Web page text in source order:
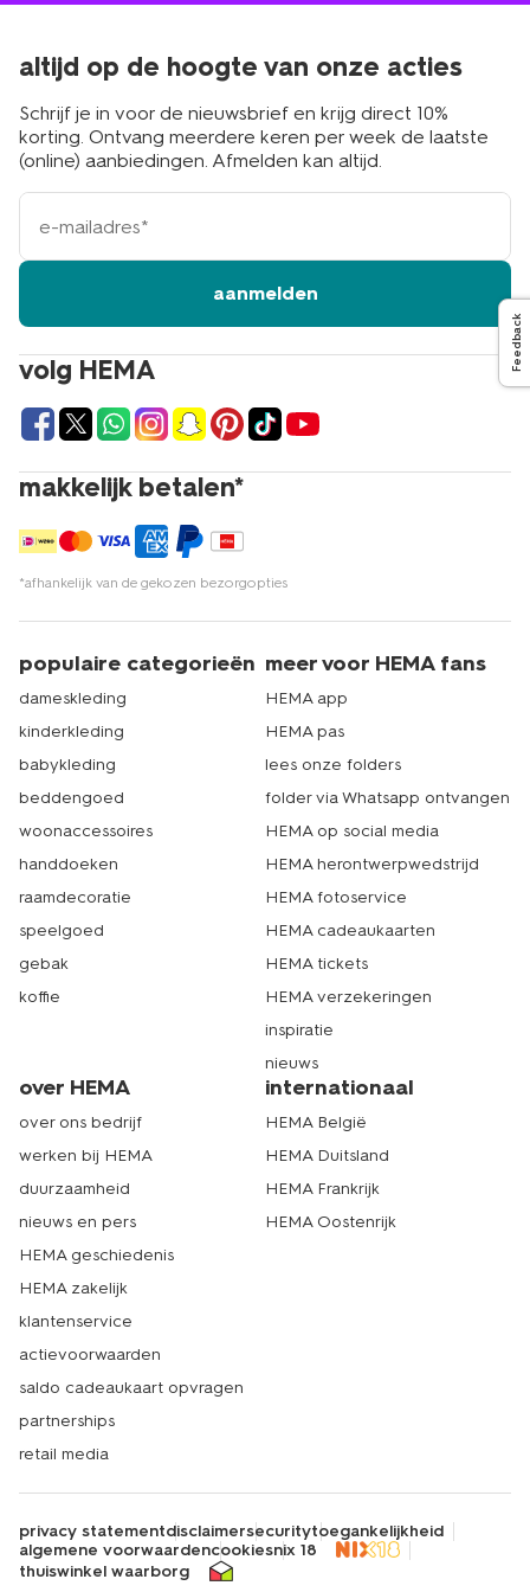
volg HEMA
makkelijk betalen*
*afhankelijk van de gekozen bezorgopties
altijd op de hoogte van onze acties
Schrijf je in voor de nieuwsbrief en krijg direct 10%
korting. Ontvang meerdere keren per week de laatste
(online) aanbiedingen. Afmelden kan altijd.
e-
mailadres
aanmelden
populaire categorieën
dameskleding
kinderkleding
babykleding
beddengoed
woonaccessoires
handdoeken
raamdecoratie
speelgoed
gebak
koffie
meer voor HEMA fans
HEMA app
HEMA pas
lees onze folders
folder via Whatsapp ontvangen
HEMA op social media
HEMA herontwerpwedstrijd
HEMA fotoservice
HEMA cadeaukaarten
HEMA tickets
HEMA verzekeringen
inspiratie
nieuws
over HEMA
over ons bedrijf
werken bij HEMA
duurzaamheid
nieuws en pers
HEMA geschiedenis
HEMA zakelijk
klantenservice
actievoorwaarden
saldo cadeaukaart opvragen
partnerships
retail media
internationaal
HEMA België
HEMA Duitsland
HEMA Frankrijk
HEMA Oostenrijk
privacy statementdisclaimersecuritytoegankelijkheid
algemene voorwaardencookiesnix 18
thuiswinkel waarborg
Feedback